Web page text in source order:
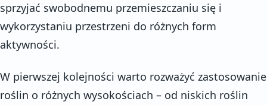
sprzyjać swobodnemu przemieszczaniu się i
wykorzystaniu przestrzeni do różnych form
aktywności.
W pierwszej kolejności warto rozważyć zastosowanie
roślin o różnych wysokościach – od niskich roślin